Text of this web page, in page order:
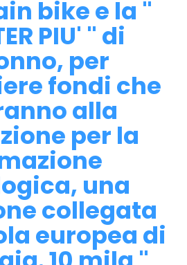
bike e la "
PIU' " di
per
fondi che
alla
per la
una
collegata
europea di